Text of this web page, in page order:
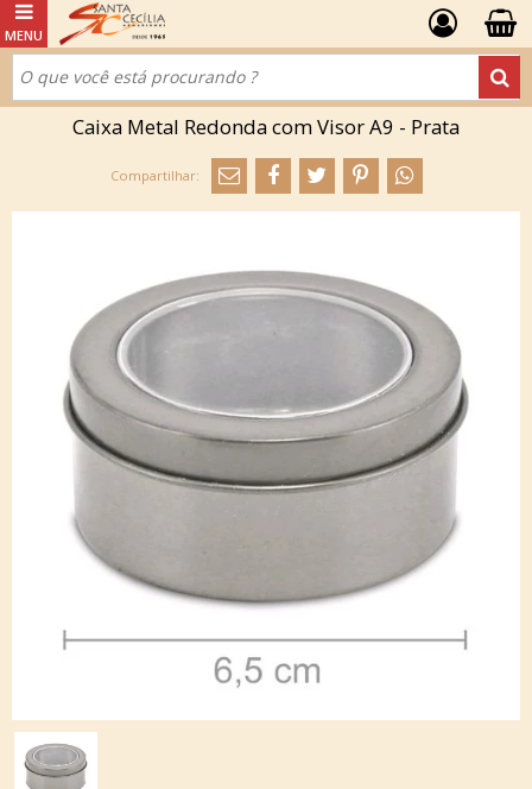
Caixa Metal Redonda com Visor A9 - Prata